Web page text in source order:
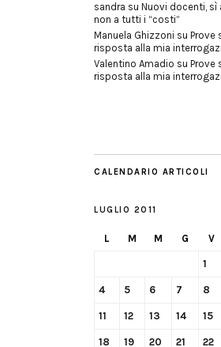
sandra su Nuovi docenti, sì
non a tutti i “costi”
Manuela Ghizzoni su Prove
risposta alla mia
Valentino Amadio su Prove
risposta alla mia
CALENDARIO ARTICOLI
LUGLIO 2011
L M M G V
1
4 5 6 7 8
11 12 13 14 15
18 19 20 21 22